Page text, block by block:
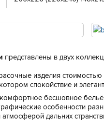
представлены в двух
изделия
спокойствие и
бесшовное бельё
особенности
дальних